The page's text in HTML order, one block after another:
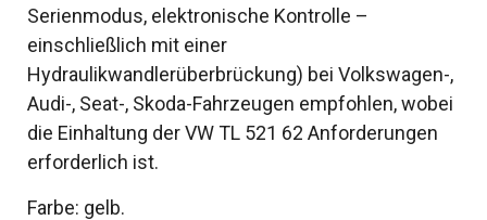
Serienmodus, elektronische Kontrolle –
einschließlich mit einer
Hydraulikwandlerüberbrückung) bei Volkswagen-,
Audi-, Seat-, Skoda-Fahrzeugen empfohlen, wobei
die Einhaltung der VW TL 521 62 Anforderungen
erforderlich ist.
Farbe: gelb.